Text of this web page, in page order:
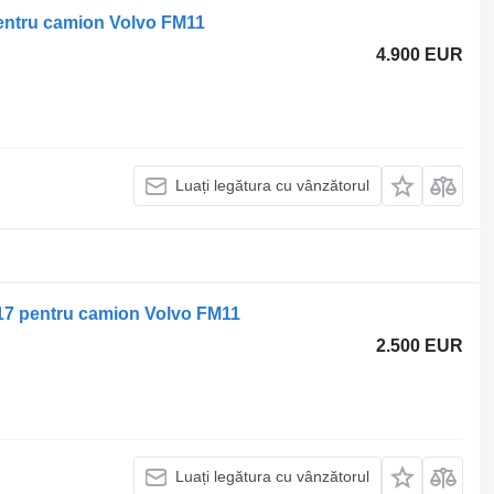
camion Volvo FM11
4.900 EUR
Luați legătura cu vânzătorul
pentru camion Volvo FM11
2.500 EUR
Luați legătura cu vânzătorul